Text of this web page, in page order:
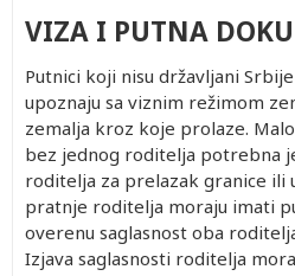
VIZA I PUTNA
Putnici koji nisu državljani
upoznaju sa viznim režimom
zemalja kroz koje prolaze.
bez jednog roditelja potrebna
roditelja za prelazak granice ili
pratnje roditelja moraju imati
overenu saglasnost oba
Izjava saglasnosti roditelja